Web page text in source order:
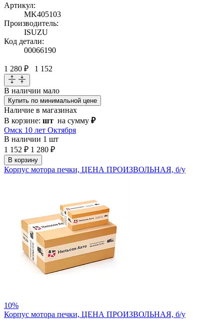
Артикул:
MK405103
Производитель:
ISUZU
Код детали:
00066190
1 280 ₽ 1 152
В наличии мало
Купить по минимальной цене
Наличие в магазинах
В корзине: шт на сумму ₽
Омск 10 лет Октября
В наличии 1 шт
1 152 ₽ 1 280 ₽
В корзину
Корпус мотора печки, ЦЕНА ПРОИЗВОЛЬНАЯ, б/у
10%
Корпус мотора печки, ЦЕНА ПРОИЗВОЛЬНАЯ, б/у